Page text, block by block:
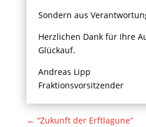
Sondern aus
Herzlichen Dank für Ihre
Glückauf.
Andreas Lipp
Fraktionsvorsitzender
← “Zukunft der Erftlagune“